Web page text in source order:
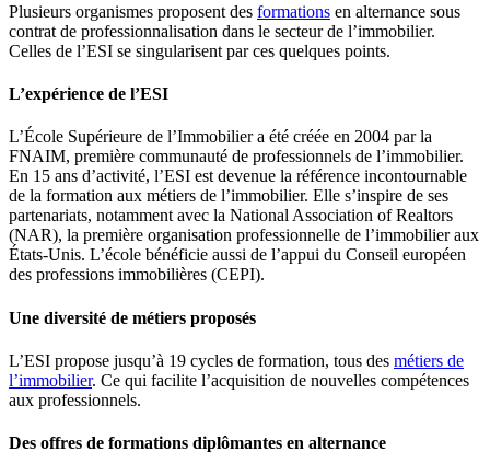
Plusieurs organismes proposent des formations en alternance sous
contrat de professionnalisation dans le secteur de l’immobilier.
Celles de l’ESI se singularisent par ces quelques points.
L’expérience de l’ESI
L’École Supérieure de l’Immobilier a été créée en 2004 par la
FNAIM, première communauté de professionnels de l’immobilier.
En 15 ans d’activité, l’ESI est devenue la référence incontournable
de la formation aux métiers de l’immobilier. Elle s’inspire de ses
partenariats, notamment avec la National Association of Realtors
(NAR), la première organisation professionnelle de l’immobilier aux
États-Unis. L’école bénéficie aussi de l’appui du Conseil européen
des professions immobilières (CEPI).
Une diversité de métiers proposés
L’ESI propose jusqu’à 19 cycles de formation, tous des métiers de
l’immobilier. Ce qui facilite l’acquisition de nouvelles compétences
aux professionnels.
Des offres de formations diplômantes en alternance